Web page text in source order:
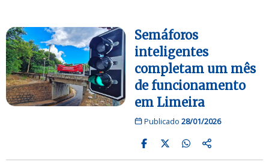
Semáforos
inteligentes
completam um mês
de funcionamento
em Limeira
Publicado 28/01/2026